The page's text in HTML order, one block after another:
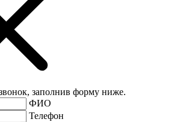
заполнив форму ниже.
ФИО
Телефон